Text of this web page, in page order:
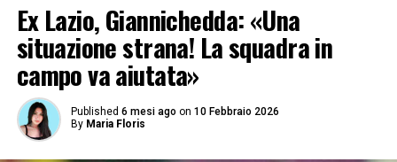
Ex Lazio, Giannichedda: «Una
situazione strana! La squadra in
campo va aiutata»
Published 6 mesi ago on 10 Febbraio 2026
By Maria Floris